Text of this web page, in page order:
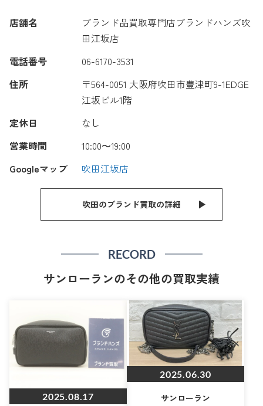
店舗名
ブランド品買取専門店ブランドハンズ吹
田江坂店
電話番号
06-6170-3531
住所
〒564-0051 大阪府吹田市豊津町9-1EDGE
江坂ビル1階
定休日
なし
営業時間
10:00〜19:00
Googleマップ
吹田江坂店
吹田のブランド買取の詳細
RECORD
サンローランのその他の買取実績
2025.08.17
2025.06.30
サンローラン